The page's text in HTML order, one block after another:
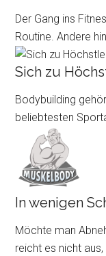
Der Gang ins
Routine. Andere
Sich zu
Bodybuilding
beliebtesten
In wenigen
Möchte man
reicht es nicht